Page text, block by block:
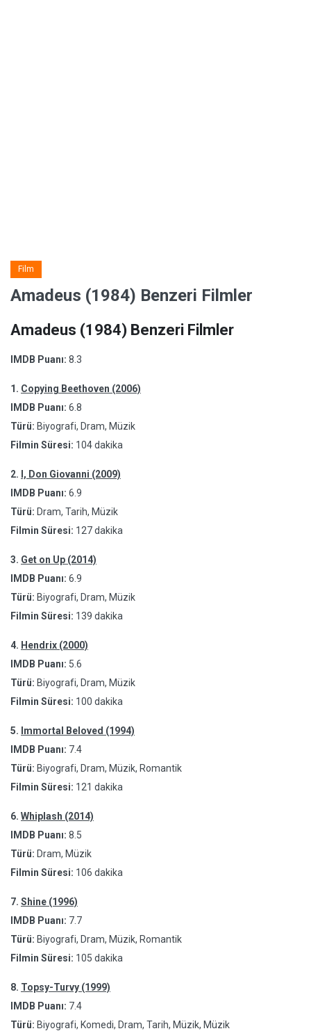
Film
Amadeus (1984) Benzeri Filmler
Amadeus (1984) Benzeri Filmler
IMDB Puanı: 8.3
1. Copying Beethoven (2006)
IMDB Puanı: 6.8
Türü: Biyografi, Dram, Müzik
Filmin Süresi: 104 dakika
2. I, Don Giovanni (2009)
IMDB Puanı: 6.9
Türü: Dram, Tarih, Müzik
Filmin Süresi: 127 dakika
3. Get on Up (2014)
IMDB Puanı: 6.9
Türü: Biyografi, Dram, Müzik
Filmin Süresi: 139 dakika
4. Hendrix (2000)
IMDB Puanı: 5.6
Türü: Biyografi, Dram, Müzik
Filmin Süresi: 100 dakika
5. Immortal Beloved (1994)
IMDB Puanı: 7.4
Türü: Biyografi, Dram, Müzik, Romantik
Filmin Süresi: 121 dakika
6. Whiplash (2014)
IMDB Puanı: 8.5
Türü: Dram, Müzik
Filmin Süresi: 106 dakika
7. Shine (1996)
IMDB Puanı: 7.7
Türü: Biyografi, Dram, Müzik, Romantik
Filmin Süresi: 105 dakika
8. Topsy-Turvy (1999)
IMDB Puanı: 7.4
Türü: Biyografi, Komedi, Dram, Tarih, Müzik, Müzik